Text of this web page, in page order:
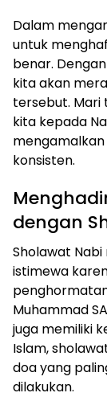
Dalam
untuk
benar.
kita akan
tersebut.
kita kepada
konsisten.
dengan
Sholawat
istimewa
Muhammad
juga memiliki
Islam,
doa yang
dilakukan.